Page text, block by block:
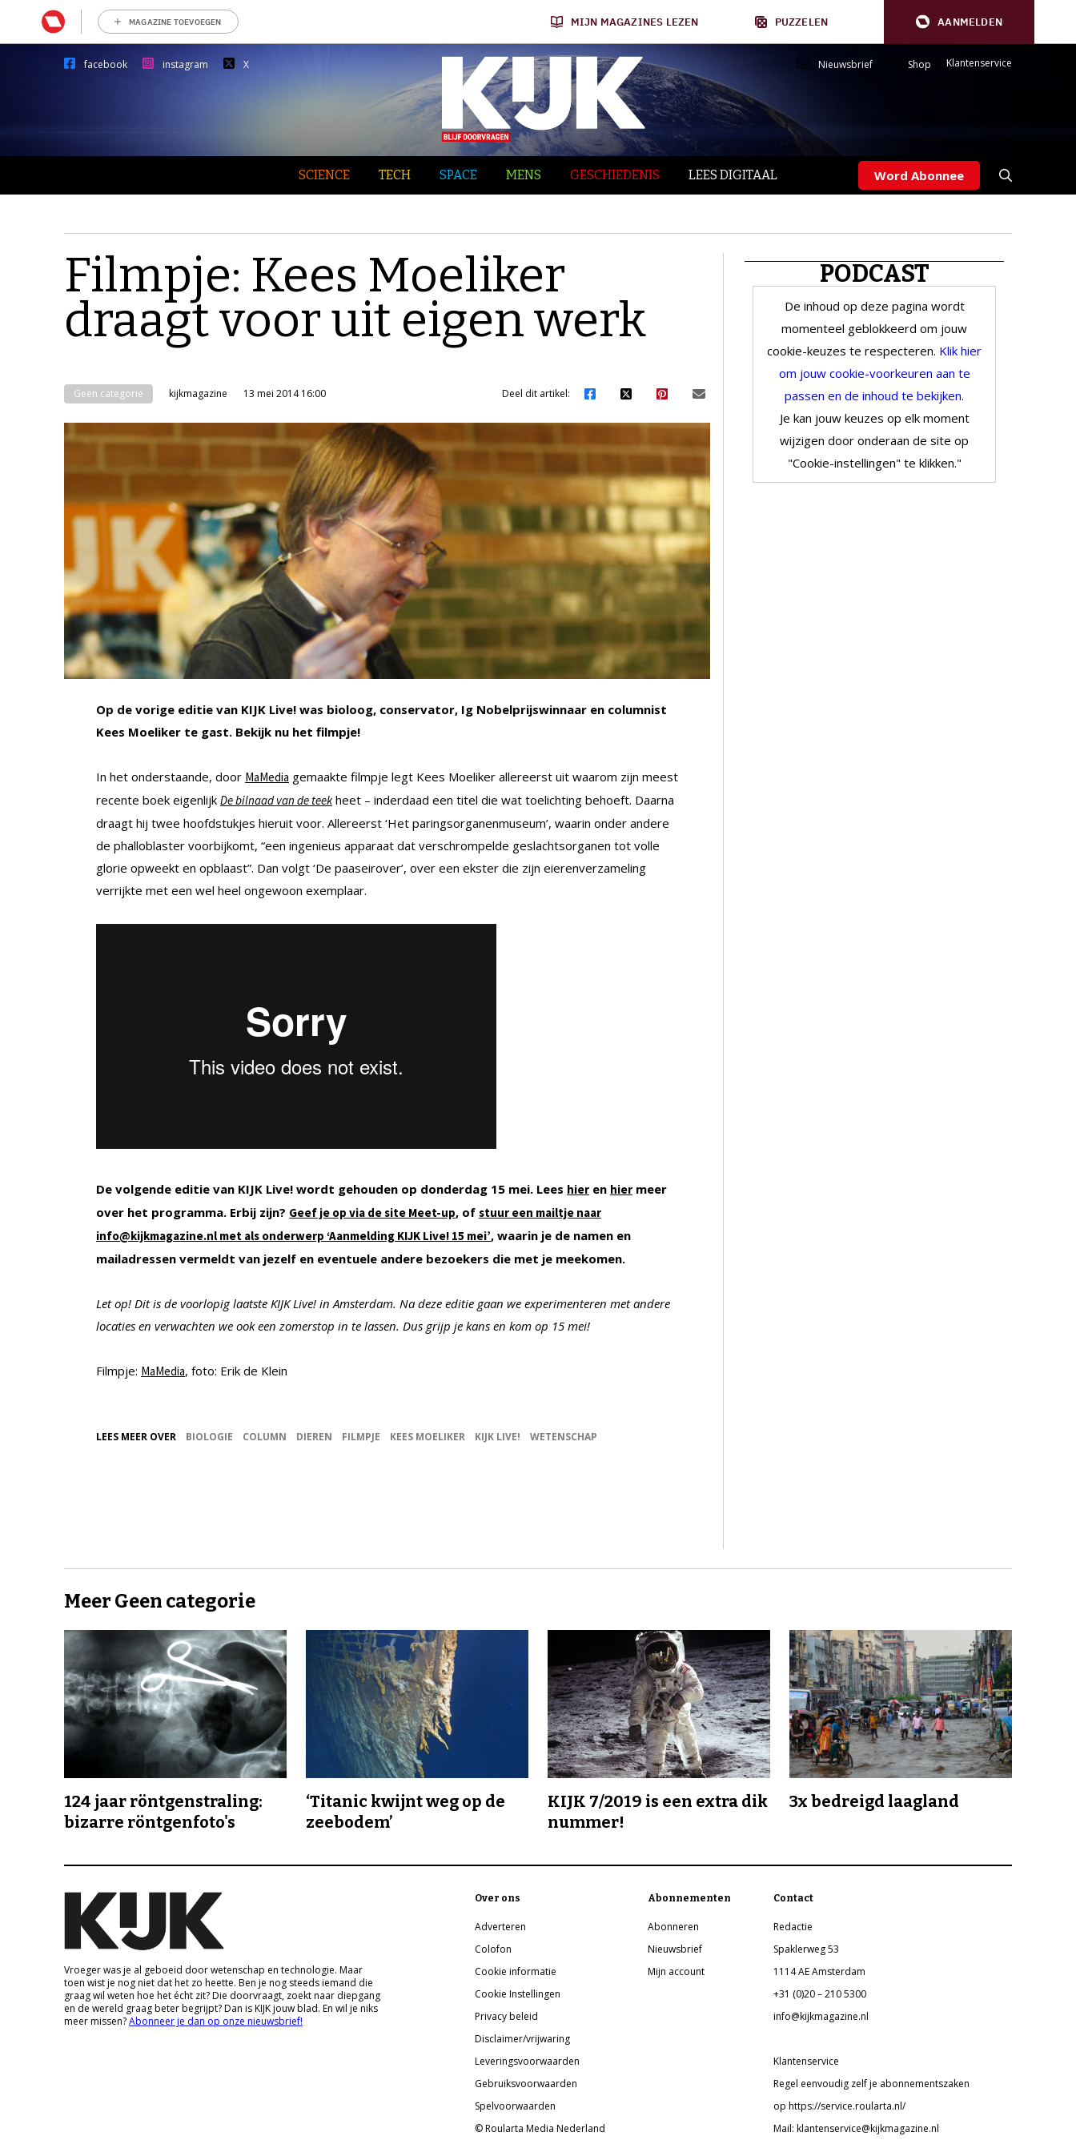
MAGAZINE TOEVOEGEN MIJN MAGAZINES LEZEN PUZZELEN AANMELDEN
facebook instagram X Nieuwsbrief Shop Klantenservice
SCIENCE TECH SPACE MENS GESCHIEDENIS LEES DIGITAAL Word Abonnee
Filmpje: Kees Moeliker
draagt voor uit eigen werk
Geen categorie kijkmagazine 13 mei 2014 16:00 Deel dit artikel:
Op de vorige editie van KIJK Live! was bioloog, conservator, Ig Nobelprijswinnaar en columnist
Kees Moeliker te gast. Bekijk nu het filmpje!
In het onderstaande, door MaMedia gemaakte filmpje legt Kees Moeliker allereerst uit waarom zijn meest
recente boek eigenlijk De bilnaad van de teek heet – inderdaad een titel die wat toelichting behoeft. Daarna
draagt hij twee hoofdstukjes hieruit voor. Allereerst ‘Het paringsorganenmuseum’, waarin onder andere
de phalloblaster voorbijkomt, “een ingenieus apparaat dat verschrompelde geslachtsorganen tot volle
glorie opweekt en opblaast”. Dan volgt ‘De paaseirover’, over een ekster die zijn eierenverzameling
verrijkte met een wel heel ongewoon exemplaar.
De volgende editie van KIJK Live! wordt gehouden op donderdag 15 mei. Lees hier en hier meer
over het programma. Erbij zijn? Geef je op via de site Meet-up, of stuur een mailtje naar
info@kijkmagazine.nl met als onderwerp ‘Aanmelding KIJK Live! 15 mei’, waarin je de namen en
mailadressen vermeldt van jezelf en eventuele andere bezoekers die met je meekomen.
Let op! Dit is de voorlopig laatste KIJK Live! in Amsterdam. Na deze editie gaan we experimenteren met andere
locaties en verwachten we ook een zomerstop in te lassen. Dus grijp je kans en kom op 15 mei!
Filmpje: MaMedia, foto: Erik de Klein
LEES MEER OVER BIOLOGIE COLUMN DIEREN FILMPJE KEES MOELIKER KIJK LIVE! WETENSCHAP
PODCAST
De inhoud op deze pagina wordt
momenteel geblokkeerd om jouw
cookie-keuzes te respecteren. Klik hier
om jouw cookie-voorkeuren aan te
passen en de inhoud te bekijken.
Je kan jouw keuzes op elk moment
wijzigen door onderaan de site op
"Cookie-instellingen" te klikken."
Meer Geen categorie
124 jaar röntgenstraling:
bizarre röntgenfoto's
‘Titanic kwijnt weg op de
zeebodem’
KIJK 7/2019 is een extra dik
nummer!
3x bedreigd laagland
Vroeger was je al geboeid door wetenschap en technologie. Maar
toen wist je nog niet dat het zo heette. Ben je nog steeds iemand die
graag wil weten hoe het écht zit? Die doorvraagt, zoekt naar diepgang
en de wereld graag beter begrijpt? Dan is KIJK jouw blad. En wil je niks
meer missen?Abonneer je dan op onze nieuwsbrief!
Over ons
Adverteren
Colofon
Cookie informatie
Cookie Instellingen
Privacy beleid
Disclaimer/vrijwaring
Leveringsvoorwaarden
Gebruiksvoorwaarden
Spelvoorwaarden
© Roularta Media Nederland
Abonnementen
Abonneren
Nieuwsbrief
Mijn account
Contact
Redactie
Spaklerweg 53
1114 AE Amsterdam
+31 (0)20 – 210 5300
info@kijkmagazine.nl
Klantenservice
Regel eenvoudig zelf je abonnementszaken
op https://service.roularta.nl/
Mail: klantenservice@kijkmagazine.nl